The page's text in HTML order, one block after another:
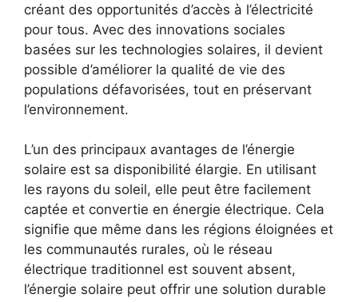
créant des opportunités d’accès à l’électricité
pour ⁣tous. Avec‌ des innovations sociales
basées sur les technologies solaires, il devient
possible d’améliorer la qualité de vie des
populations ​défavorisées, tout en​ préservant
l’environnement.
L’un des principaux avantages de l’énergie
solaire est sa disponibilité élargie. En utilisant
⁤les rayons du soleil, elle peut être facilement
captée ‍et convertie en ⁣énergie électrique. Cela
signifie que même dans les régions éloignées et
les communautés rurales, où le réseau
électrique traditionnel est souvent absent,
l’énergie solaire ⁤peut offrir ‍une solution durable